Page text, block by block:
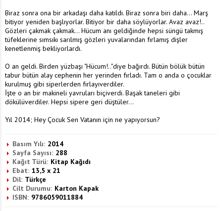
Biraz sonra ona bir arkadaşı daha katıldı. Biraz sonra biri daha... Marş
bitiyor yeniden başlıyorlar. Bitiyor bir daha söylüyorlar. Avaz avaz!..
Gözleri çakmak çakmak... Hücum anı geldiğinde hepsi süngü takmış
tüfeklerine sımsıkı sarılmış gözleri yuvalarından fırlamış dişler
kenetlenmiş bekliyorlardı.
O an geldi. Birden yüzbaşı "Hücum!.."diye bağırdı. Bütün bölük bütün
tabur bütün alay cephenin her yerinden fırladı. Tam o anda o çocuklar
kurulmuş gibi siperlerden fırlayıverdiler.
İşte o an bir makineli yavruları biçiverdi. Başak taneleri gibi
dökülüverdiler. Hepsi sipere geri düştüler...
Yıl 2014; Hey Çocuk Sen Vatanın için ne yapıyorsun?
Basım Yılı: 2014
Sayfa Sayısı: 288
Kağıt Türü: Kitap Kağıdı
Ebat: 13,5 x 21
Dil: Türkçe
Cilt Durumu: Karton Kapak
ISBN: 9786059011884